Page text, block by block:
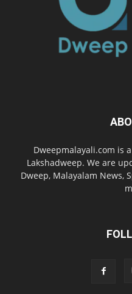
Dweepmalayali.com is
Lakshadweep. We are
Dweep, Malayalam News,